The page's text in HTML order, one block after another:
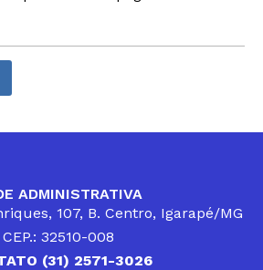
ADMINISTRATIVA
107, B. Centro, Igarapé/MG
CEP.: 32510-008
(31) 2571-3026